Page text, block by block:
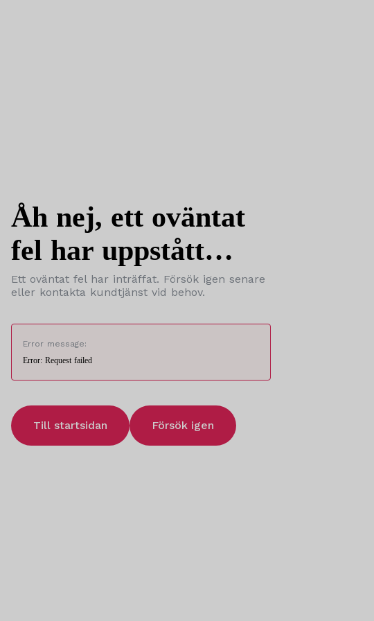
Åh nej, ett oväntat
fel har uppstått…
Ett oväntat fel har inträffat. Försök igen senare
eller kontakta kundtjänst vid behov.
Error message:
Error: Request failed
Till startsidan Försök igen